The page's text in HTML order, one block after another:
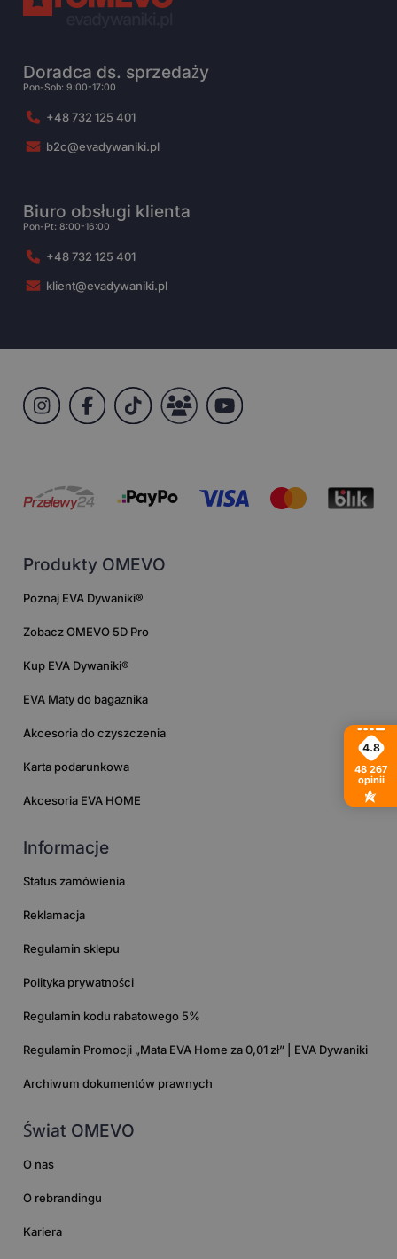
Doradca ds. sprzedaży
Pon-Sob: 9:00-17:00
+48 732 125 401
b2c@evadywaniki.pl
Biuro obsługi klienta
Pon-Pt: 8:00-16:00
+48 732 125 401
klient@evadywaniki.pl
Produkty OMEVO
Poznaj EVA Dywaniki®
Zobacz OMEVO 5D Pro
Kup EVA Dywaniki®
EVA Maty do bagażnika
Akcesoria do czyszczenia
Karta podarunkowa
Akcesoria EVA HOME
Informacje
Status zamówienia
Reklamacja
Regulamin sklepu
Polityka prywatności
Regulamin kodu rabatowego 5%
Regulamin Promocji „Mata EVA Home za 0,01 zł” | EVA Dywaniki
Archiwum dokumentów prawnych
Świat OMEVO
O nas
O rebrandingu
Kariera
4.8
48 267
opinii